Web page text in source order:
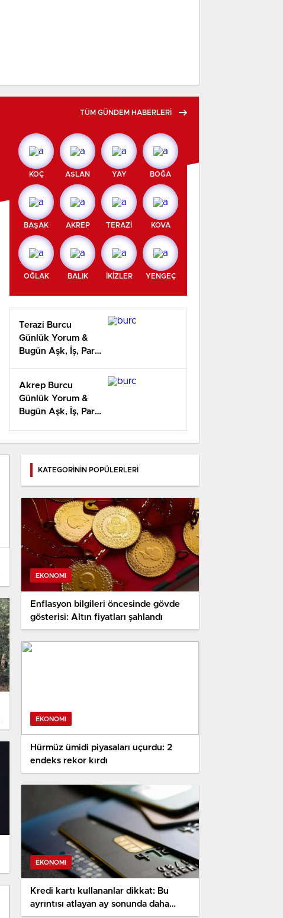
TÜM GÜNDEM HABERLERİ
KOÇ ASLAN YAY BOĞA
BAŞAK AKREP TERAZİ KOVA
OĞLAK BALIK İKİZLER YENGEÇ
Terazi Burcu
Günlük Yorum &
Bugün Aşk, İş, Para
Akrep Burcu
Günlük Yorum &
Bugün Aşk, İş, Para
KATEGORİNİN POPÜLERLERİ
EKONOMI
Enflasyon bilgileri öncesinde gövde
gösterisi: Altın fiyatları şahlandı
EKONOMI
Hürmüz ümidi piyasaları uçurdu: 2
endeks rekor kırdı
EKONOMI
Kredi kartı kullananlar dikkat: Bu
ayrıntısı atlayan ay sonunda daha